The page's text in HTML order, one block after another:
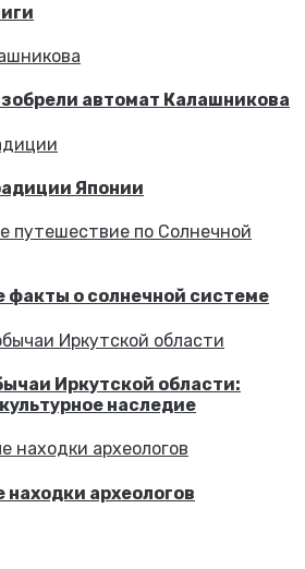
автомат Калашникова
Японии
факты о солнечной системе
Иркутской области:
наследие
археологов